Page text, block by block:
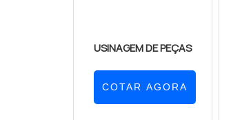
USINAGEM DE PEÇAS
COTAR AGORA